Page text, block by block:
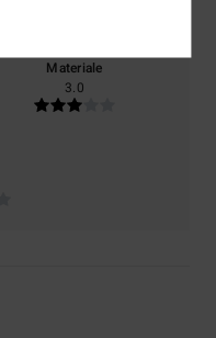
Materiale
3.0